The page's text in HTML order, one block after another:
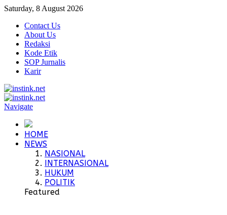
Saturday, 8 August 2026
Contact Us
About Us
Redaksi
Kode Etik
SOP Jurnalis
Karir
Navigate
HOME
NEWS
NASIONAL
INTERNASIONAL
HUKUM
POLITIK
Featured